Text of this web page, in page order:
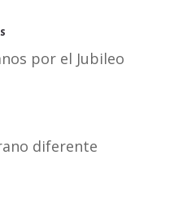
por el Jubileo
diferente